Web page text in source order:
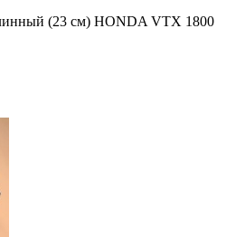
(23 см) HONDA VTX 1800